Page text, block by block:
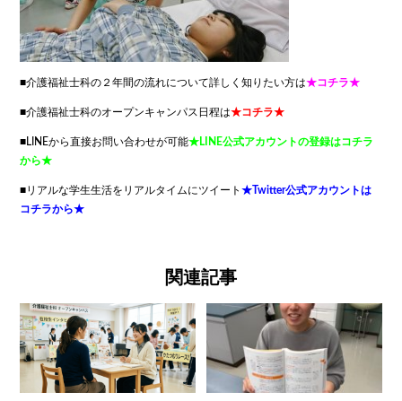
■介護福祉士科の２年間の流れについて詳しく知りたい方は★コチラ★
■介護福祉士科のオープンキャンパス日程は★コチラ★
■LINEから直接お問い合わせが可能★LINE公式アカウントの登録はコチラ
から★
■リアルな学生生活をリアルタイムにツイート★Twitter公式アカウントは
コチラから★
関連記事